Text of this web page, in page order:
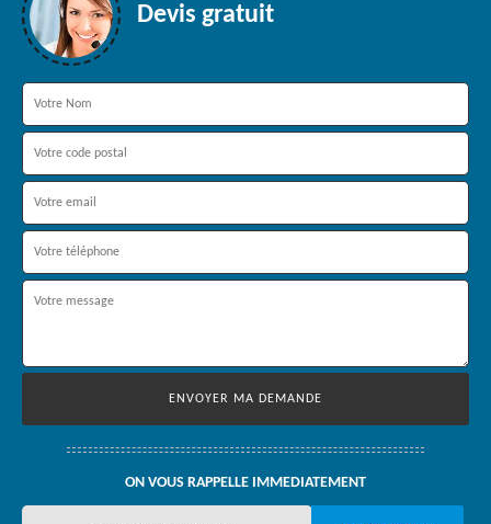
Devis gratuit
ON VOUS RAPPELLE IMMEDIATEMENT